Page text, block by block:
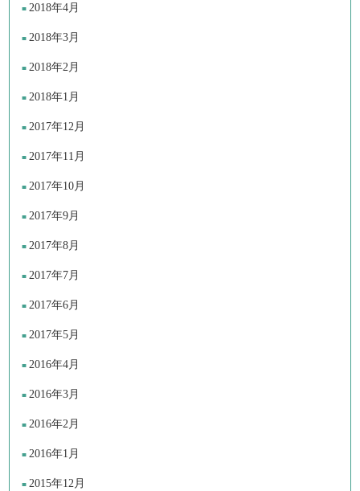
2018年4月
2018年3月
2018年2月
2018年1月
2017年12月
2017年11月
2017年10月
2017年9月
2017年8月
2017年7月
2017年6月
2017年5月
2016年4月
2016年3月
2016年2月
2016年1月
2015年12月